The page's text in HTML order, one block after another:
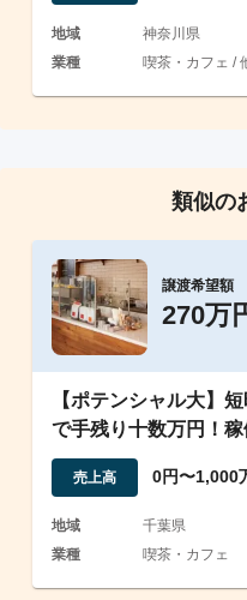
地域
神奈川県
業種
喫茶・カフェ /
類似の
譲渡希望額
270万
【ポテンシャル大】
で手残り十数万円！
利益増が狙えるカフェ
売上高 0円〜1,000
地域
千葉県
業種
喫茶・カフェ